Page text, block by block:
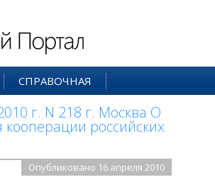
СПРАВОЧНАЯ
г. N 218 г. Москва О
российских
Опубликовано 16 апреля 2010